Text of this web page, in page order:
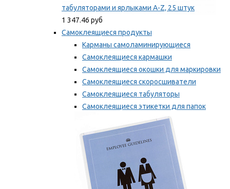
табуляторами и ярлыками A-Z, 25 штук
1 347.46 руб
Самоклеящиеся продукты
Карманы самоламинирующиеся
Самоклеящиеся кармашки
Самоклеящиеся окошки для маркировки
Самоклеящиеся скоросшиватели
Самоклеящиеся табуляторы
Самоклеящиеся этикетки для папок
Таблички для маркировки
Мы рекомендуем